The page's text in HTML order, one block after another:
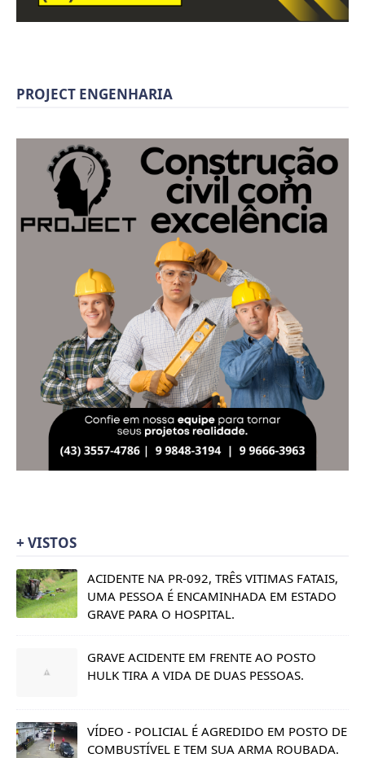
PROJECT ENGENHARIA
+ VISTOS
ACIDENTE NA PR-092, TRÊS VITIMAS FATAIS,
UMA PESSOA É ENCAMINHADA EM ESTADO
GRAVE PARA O HOSPITAL.
GRAVE ACIDENTE EM FRENTE AO POSTO
HULK TIRA A VIDA DE DUAS PESSOAS.
VÍDEO - POLICIAL É AGREDIDO EM POSTO DE
COMBUSTÍVEL E TEM SUA ARMA ROUBADA.